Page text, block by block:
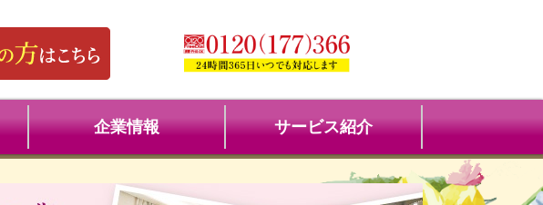
企業情報 サービス紹介